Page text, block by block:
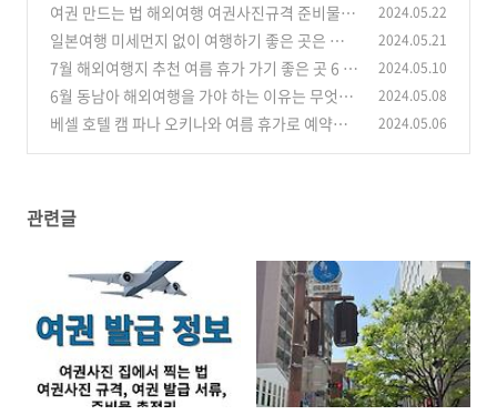
여권 만드는 법 해외여행 여권사진규격 준비물 주
의점 총정리
(1)
2024.05.22
일본여행 미세먼지 없이 여행하기 좋은 곳은 어디
일까? (0)
2024.05.21
7월 해외여행지 추천 여름 휴가 가기 좋은 곳 6 특
징 비행 시간
(0)
2024.05.10
6월 동남아 해외여행을 가야 하는 이유는 무엇일
까?
(0)
2024.05.08
베셀 호텔 캠 파나 오키나와 여름 휴가로 예약한
2024.05.06
관련글